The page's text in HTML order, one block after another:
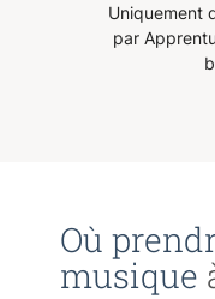
Georgia ❤️.
Uniquement
par
Où
musique